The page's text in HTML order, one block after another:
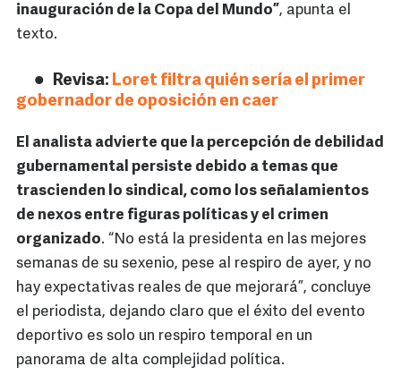
inauguración de la Copa del Mundo”, apunta el
texto.
Revisa: Loret filtra quién sería el primer
gobernador de oposición en caer
El analista advierte que la percepción de debilidad
gubernamental persiste debido a temas que
trascienden lo sindical, como los señalamientos
de nexos entre figuras políticas y el crimen
organizado. “No está la presidenta en las mejores
semanas de su sexenio, pese al respiro de ayer, y no
hay expectativas reales de que mejorará”, concluye
el periodista, dejando claro que el éxito del evento
deportivo es solo un respiro temporal en un
panorama de alta complejidad política.